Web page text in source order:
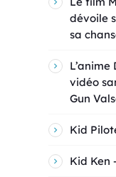
dévoile
sa
vidéo
Gun
Kid
Kid Ken